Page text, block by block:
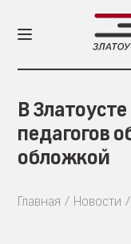
В
педагогов
обложкой
Главная Новости